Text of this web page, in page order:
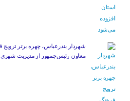
شهردار بندرعباس، چهره برتر ترویج
معاون رئیس‌جمهور از مدیریت شهری